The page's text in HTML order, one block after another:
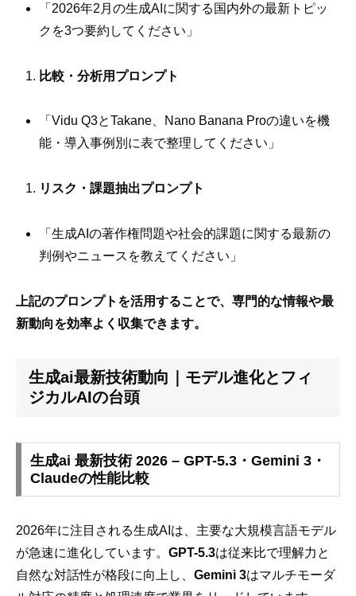
「2026年2月の生成AIに関する国内外の最新トピッ
クを3つ要約してください」
比較・分析用プロンプト
「Vidu Q3とTakane、Nano Banana Proの違いを機
能・導入事例別に表で整理してください」
リスク・課題抽出プロンプト
「生成AIの著作権問題や社会的課題に関する最新の
判例やニュースを教えてください」
上記のプロンプトを活用することで、専門的な情報や最
新動向を効率よく収集できます。
生成ai最新技術動向｜モデル進化とフィ
ジカルAIの台頭
生成ai 最新技術 2026 – GPT-5.3・Gemini 3・
Claudeの性能比較
2026年に注目される生成AIは、主要な大規模言語モデル
が急速に進化しています。 GPT-5.3は従来比で理解力と
自然な対話性が格段に向上し、 Gemini 3はマルチモーダ